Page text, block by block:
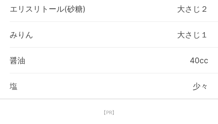
エリスリトール(砂糖) 大さじ２
みりん 大さじ１
醤油 40cc
塩 少々
【PR】